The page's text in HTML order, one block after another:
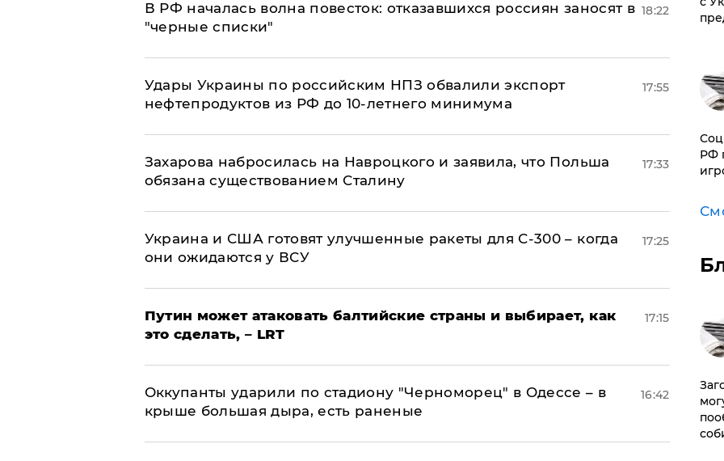
​В РФ началась волна повесток: отказавшихся россиян заносят в
"черные списки"
18:22
Удары Украины по российским НПЗ обвалили экспорт
нефтепродуктов из РФ до 10-летнего минимума
17:55
​Захарова набросилась на Навроцкого и заявила, что Польша
обязана существованием Сталину
17:33
Украина и США готовят улучшенные ракеты для С-300 – когда
они ожидаются у ВСУ
17:25
Путин может атаковать балтийские страны и выбирает, как
это сделать, – LRT
17:15
Оккупанты ударили по стадиону "Черноморец" в Одессе – в
крыше большая дыра, есть раненые
16:42
РФ